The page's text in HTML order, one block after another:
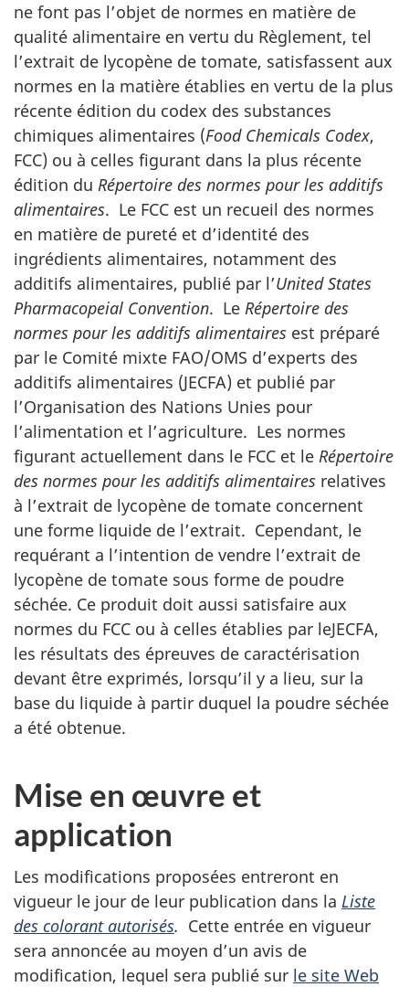
ne font pas l’objet de normes en matière de
qualité alimentaire en vertu du Règlement, tel
l’extrait de lycopène de tomate, satisfassent aux
normes en la matière établies en vertu de la plus
récente édition du codex des substances
chimiques alimentaires (Food Chemicals Codex,
FCC) ou à celles figurant dans la plus récente
édition du Répertoire des normes pour les additifs
alimentaires. Le FCC est un recueil des normes
en matière de pureté et d’identité des
ingrédients alimentaires, notamment des
additifs alimentaires, publié par l’United States
Pharmacopeial Convention. Le Répertoire des
normes pour les additifs alimentaires est préparé
par le Comité mixte FAO/OMS d’experts des
additifs alimentaires (JECFA) et publié par
l’Organisation des Nations Unies pour
l’alimentation et l’agriculture. Les normes
figurant actuellement dans le FCC et le Répertoire
des normes pour les additifs alimentaires relatives
à l’extrait de lycopène de tomate concernent
une forme liquide de l’extrait. Cependant, le
requérant a l’intention de vendre l’extrait de
lycopène de tomate sous forme de poudre
séchée. Ce produit doit aussi satisfaire aux
normes du FCC ou à celles établies par leJECFA,
les résultats des épreuves de caractérisation
devant être exprimés, lorsqu’il y a lieu, sur la
base du liquide à partir duquel la poudre séchée
a été obtenue.
Mise en œuvre et
application
Les modifications proposées entreront en
vigueur le jour de leur publication dans la Liste
des colorant autorisés. Cette entrée en vigueur
sera annoncée au moyen d’un avis de
modification, lequel sera publié sur le site Web